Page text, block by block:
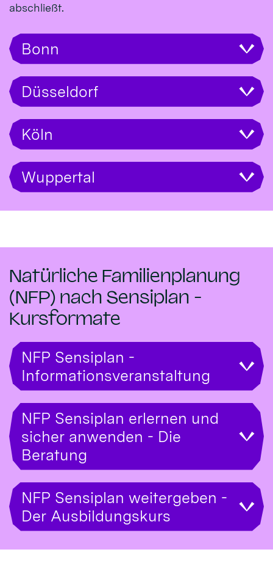
abschließt.
Bonn
Düsseldorf
Köln
Wuppertal
Natürliche Familienplanung
(NFP) nach Sensiplan -
Kursformate
NFP Sensiplan -
Informationsveranstaltung
NFP Sensiplan erlernen und
sicher anwenden - Die
Beratung
NFP Sensiplan weitergeben -
Der Ausbildungskurs